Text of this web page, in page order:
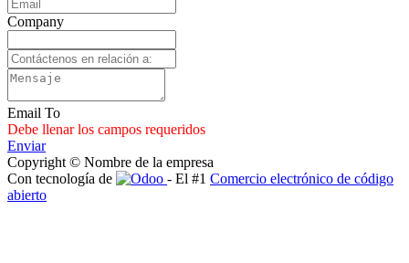
Company
Email To
Debe llenar los campos requeridos
Enviar
Copyright © Nombre de la empresa
Con tecnología de
- El #1 Comercio electrónico de código
abierto